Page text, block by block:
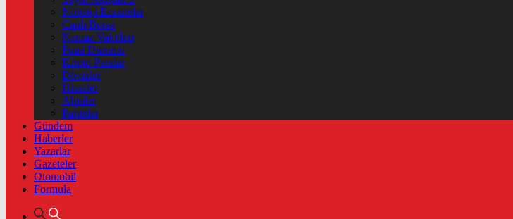
Nöbetçi Eczaneler
Canlı Borsa
Namaz Vakitleri
Puan Durumu
Kripto Paralar
Dövizler
Hisseler
Altınlar
Pariteler
Gündem
Haberler
Yazarlar
Gazeteler
Otomobil
Formula